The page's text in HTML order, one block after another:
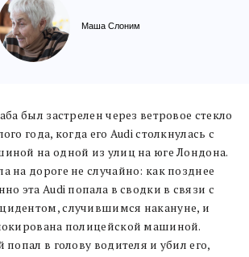
Маша Слоним
был застрелен через ветровое стекло
года, когда его Audi столкнулась с
на одной из улиц на юге Лондона.
на дороге не случайно: как позднее
эта Audi попала в сводки в связи с
случившимся накануне, и
полицейской машиной.
в голову водителя и убил его,